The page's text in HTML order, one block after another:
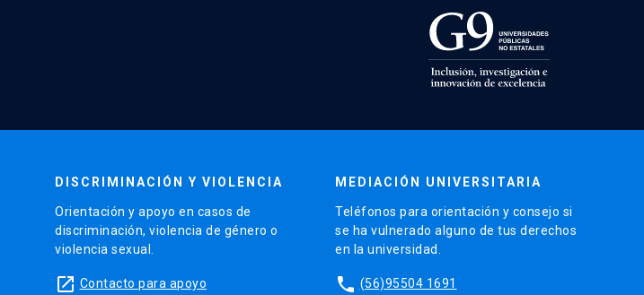
DISCRIMINACIÓN Y VIOLENCIA
Orientación y apoyo en casos de
discriminación, violencia de género o
violencia sexual.
launch Contacto para apoyo
MEDIACIÓN UNIVERSITARIA
Teléfonos para orientación y consejo si
se ha vulnerado alguno de tus derechos
en la universidad.
phone (56)95504 1691